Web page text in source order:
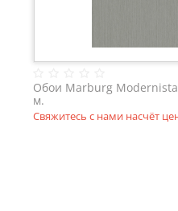
Обои Marburg
м.
Свяжитесь с нами насчёт